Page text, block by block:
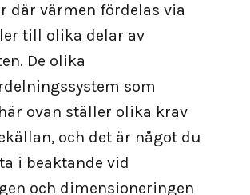
där värmen fördelas via
till olika delar av
De olika
som
ovan ställer olika krav
och det är något du
i beaktande vid
och dimensioneringen